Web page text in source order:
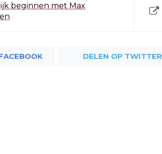
beginnen met Max
DELEN OP TWITTER